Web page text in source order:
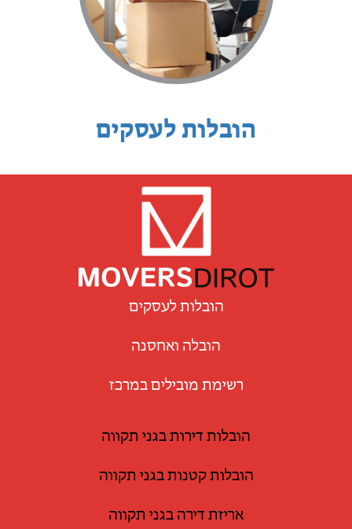
הובלות לעסקים
הובלות לעסקים
הובלה ואחסנה
רשימת מובילים במרכז
הובלות דירות בגני תקווה
הובלות קטנות בגני תקווה
אריזת דירה בגני תקווה